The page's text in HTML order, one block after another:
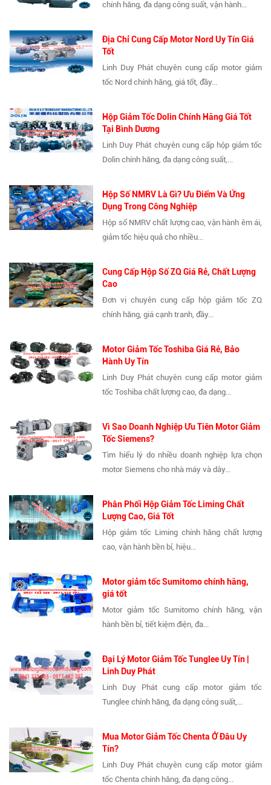
chính hãng, đa dạng công suất, vận hành...
Địa Chỉ Cung Cấp Motor Nord Uy Tín Giá
Tốt
Linh Duy Phát chuyên cung cấp motor giảm
tốc Nord chính hãng, giá tốt, đầy...
Hộp Giảm Tốc Dolin Chính Hãng Giá Tốt
Tại Bình Dương
Linh Duy Phát chuyên cung cấp hộp giảm tốc
Dolin chính hãng, đa dạng công suất,...
Hộp Số NMRV Là Gì? Ưu Điểm Và Ứng
Dụng Trong Công Nghiệp
Hộp số NMRV chất lượng cao, vận hành êm ái,
giảm tốc hiệu quả cho nhiều...
Cung Cấp Hộp Số ZQ Giá Rẻ, Chất Lượng
Cao
Đơn vị chuyên cung cấp hộp giảm tốc ZQ
chính hãng, giá cạnh tranh, đầy...
Motor Giảm Tốc Toshiba Giá Rẻ, Bảo
Hành Uy Tín
Linh Duy Phát chuyên cung cấp motor giảm
tốc Toshiba chất lượng cao, đa dạng...
Vì Sao Doanh Nghiệp Ưu Tiên Motor Giảm
Tốc Siemens?
Tìm hiểu lý do nhiều doanh nghiệp lựa chọn
motor Siemens cho nhà máy và dây...
Phân Phối Hộp Giảm Tốc Liming Chất
Lượng Cao, Giá Tốt
Hộp giảm tốc Liming chính hãng chất lượng
cao, vận hành bền bỉ, hiệu...
Motor giảm tốc Sumitomo chính hãng,
giá tốt
Motor giảm tốc Sumitomo chính hãng, vận
hành bền bỉ, tiết kiệm điện, đa...
Đại Lý Motor Giảm Tốc Tunglee Uy Tín |
Linh Duy Phát
Linh Duy Phát cung cấp motor giảm tốc
Tunglee chính hãng, đa dạng công suất,...
Mua Motor Giảm Tốc Chenta Ở Đâu Uy
Tín?
Linh Duy Phát chuyên cung cấp motor giảm
tốc Chenta chính hãng, đa dạng công...